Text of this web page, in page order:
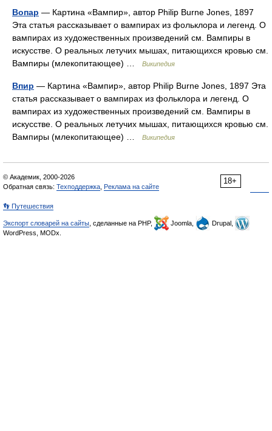
Вопар — Картина «Вампир», автор Philip Burne Jones, 1897
Эта статья рассказывает о вампирах из фольклора и легенд. О
вампирах из художественных произведений см. Вампиры в
искусстве. О реальных летучих мышах, питающихся кровью см.
Вампиры (млекопитающее) …
Википедия
Впир — Картина «Вампир», автор Philip Burne Jones, 1897 Эта
статья рассказывает о вампирах из фольклора и легенд. О
вампирах из художественных произведений см. Вампиры в
искусстве. О реальных летучих мышах, питающихся кровью см.
Вампиры (млекопитающее) …
Википедия
18+
© Академик, 2000-2026
Обратная связь: Техподдержка Реклама на сайте
👣 Путешествия
Экспорт словарей на сайты , сделанные на PHP, Joomla,
Drupal,
WordPress, MODx.